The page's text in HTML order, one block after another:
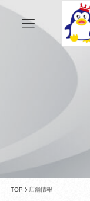
TOP 店舗情報